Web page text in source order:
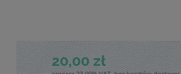
20,00 zł